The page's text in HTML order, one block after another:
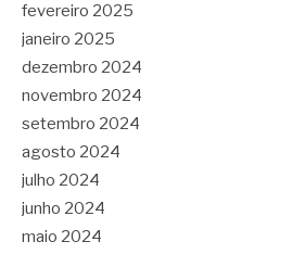
fevereiro 2025
janeiro 2025
dezembro 2024
novembro 2024
setembro 2024
agosto 2024
julho 2024
junho 2024
maio 2024